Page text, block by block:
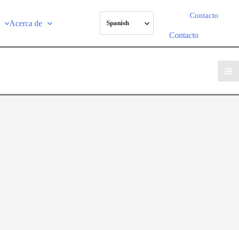
Acerca de Spanish
Contacto
Contacto